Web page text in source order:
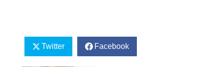
Twitter Facebook